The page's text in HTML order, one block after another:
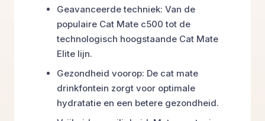
Geavanceerde techniek: Van de
populaire Cat Mate c500 tot de
technologisch hoogstaande Cat Mate
Elite lijn.
Gezondheid voorop: De cat mate
drinkfontein zorgt voor optimale
hydratatie en een betere gezondheid.